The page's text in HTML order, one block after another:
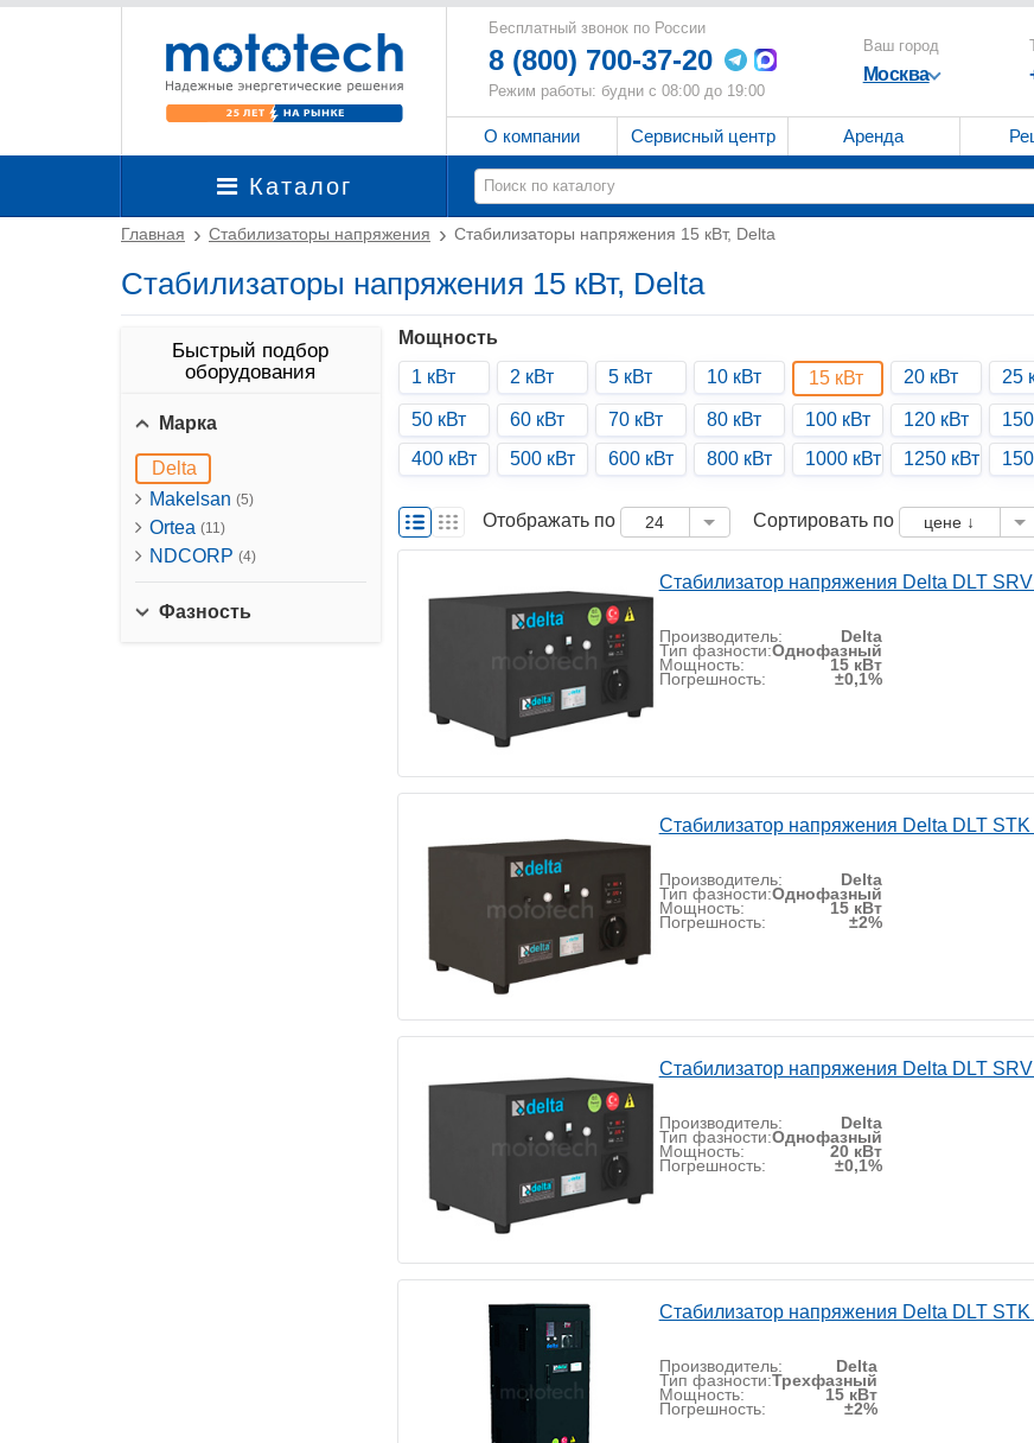
Бесплатный звонок по России
8 (800) 700-37-20
Режим работы: будни с 08:00 до 19:00
Ваш город
Москва
О компании Сервисный центр Аренда
Каталог
Главная Стабилизаторы напряжения Стабилизаторы напряжения 15 кВт, Delta
Стабилизаторы напряжения 15 кВт, Delta
Быстрый подбор
оборудования
Марка
Delta
Makelsan (5)
Ortea (11)
NDCORP (4)
Фазность
Мощность
1 кВт
2 кВт 5 кВт 10 кВт 15 кВт 20 кВт 25
50 кВт 60 кВт 70 кВт 80 кВт 100 кВт 120 кВт
400 кВт
500 кВт 600 кВт 800 кВт 1000 кВт 1250 кВт
Отображать по 24 Сортировать по цене ↓
Стабилизатор напряжения Delta DLT
Производитель: Delta
Тип фазности:Однофазный
Мощность: 15 кВт
Погрешность: ±0,1%
Стабилизатор напряжения Delta DLT STK
Производитель: Delta
Тип фазности:Однофазный
Мощность: 15 кВт
Погрешность: ±2%
Стабилизатор напряжения Delta DLT
Производитель: Delta
Тип фазности:Однофазный
Мощность: 20 кВт
Погрешность: ±0,1%
Стабилизатор напряжения Delta DLT
Производитель: Delta
Тип фазности:Трехфазный
Мощность: 15 кВт
Погрешность: ±2%